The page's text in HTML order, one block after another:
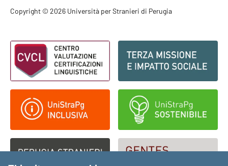
Footer - Copyright
Copyright © 2026 Università per Stranieri di Perugia
Footer - Loghi